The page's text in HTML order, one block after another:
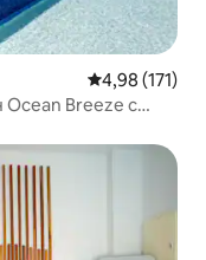
Средна
4,98 (171)
Breeze с